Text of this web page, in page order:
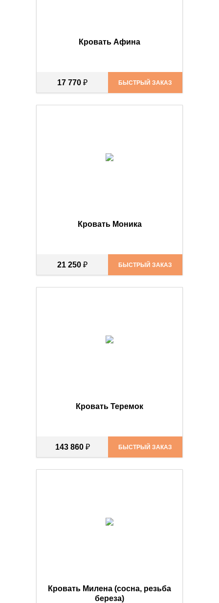
Кровать Афина
17 770 ₽ БЫСТРЫЙ ЗАКАЗ
Кровать Моника
21 250 ₽ БЫСТРЫЙ ЗАКАЗ
Кровать Теремок
143 860 ₽ БЫСТРЫЙ ЗАКАЗ
Кровать Милена (сосна, резьба
береза)